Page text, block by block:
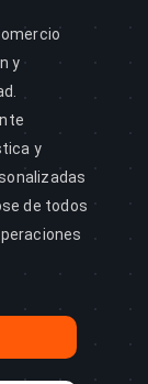
y
y
de todos